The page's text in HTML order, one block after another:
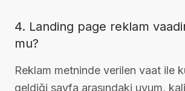
4. Landing page reklam
mu?
Reklam metninde verilen vaat ile
geldiği sayfa arasındaki uyum,